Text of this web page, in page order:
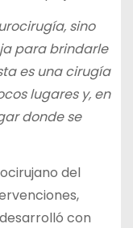
sino
para brindarle
es una cirugía
lugares y, en
donde se
del
con